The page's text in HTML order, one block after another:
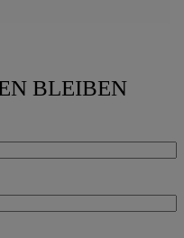
BLEIBEN